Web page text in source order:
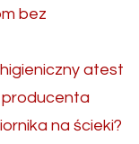
bez
atest
producenta
na ścieki?